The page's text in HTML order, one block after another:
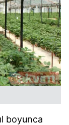
boyunca